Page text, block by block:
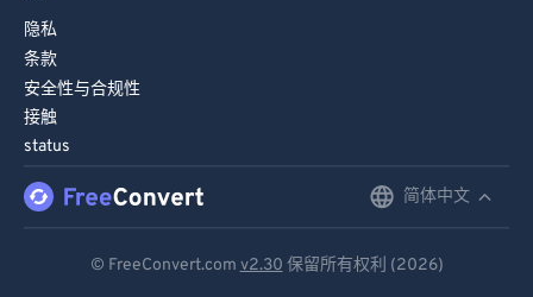
隐私
条款
安全性与合规性
接触
status
简体中文
© FreeConvert.com v2.30 保留所有权利 (2026)